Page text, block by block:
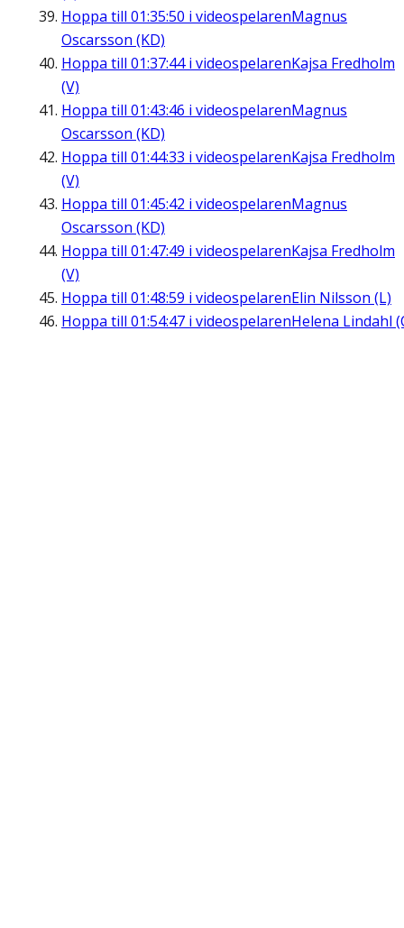
Hoppa till 01:35:50 i videospelarenMagnus
Oscarsson (KD)
Hoppa till 01:37:44i videospelarenKajsa Fredholm
(V)
Hoppa till 01:43:46 i videospelarenMagnus
Oscarsson (KD)
Hoppa till 01:44:33 i videospelarenKajsa Fredholm
(V)
Hoppa till 01:45:42 i videospelarenMagnus
Oscarsson (KD)
Hoppa till 01:47:49 i videospelarenKajsa Fredholm
(V)
Hoppa till 01:48:59 i videospelarenElin Nilsson (L)
Hoppa till 01:54:47 i videospelarenHelena Lindahl